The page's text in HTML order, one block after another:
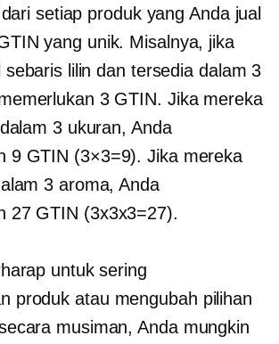
setiap produk yang Anda jual
yang unik. Misalnya, jika
sebaris lilin dan tersedia dalam 3
3 GTIN. Jika mereka
3 ukuran, Anda
9 GTIN (3×3=9). Jika mereka
3 aroma, Anda
27 GTIN (3x3x3=27).
untuk sering
produk atau mengubah pilihan
musiman, Anda mungkin